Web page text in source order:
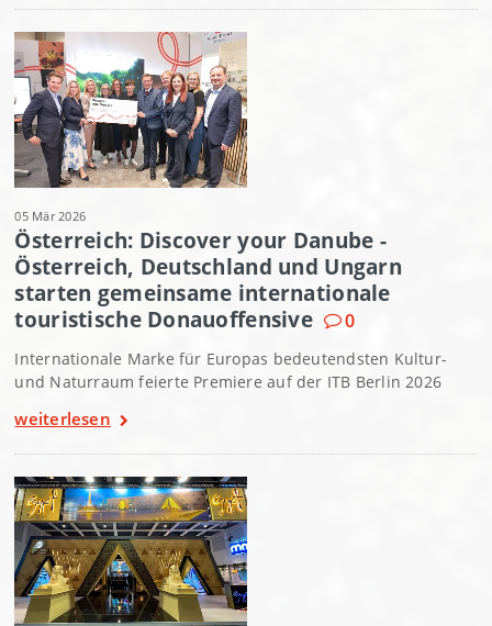
05 Mär 2026
Österreich: Discover your Danube -
Österreich, Deutschland und Ungarn
starten gemeinsame internationale
touristische Donauoffensive
0
Internationale Marke für Europas bedeutendsten Kultur-
und Naturraum feierte Premiere auf der ITB Berlin 2026
weiterlesen